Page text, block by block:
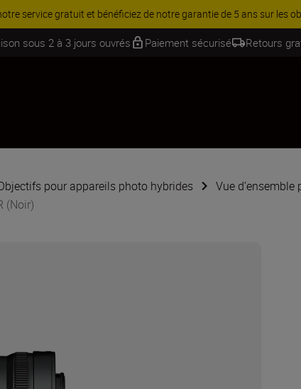
ACCESSOIRES | Équipez-vous davantage et économisez 15 % sur
sous 2 à 3 jours ouvrés Paiement sécurisé Retours
pour appareils photo hybrides
Vue
(Noir)